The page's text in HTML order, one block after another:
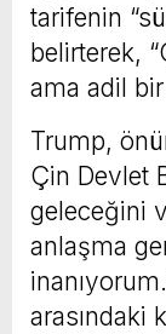
tarifenin
belirterek,
ama adil bir
Trump,
Çin Devlet
geleceğini
anlaşma
arasındaki